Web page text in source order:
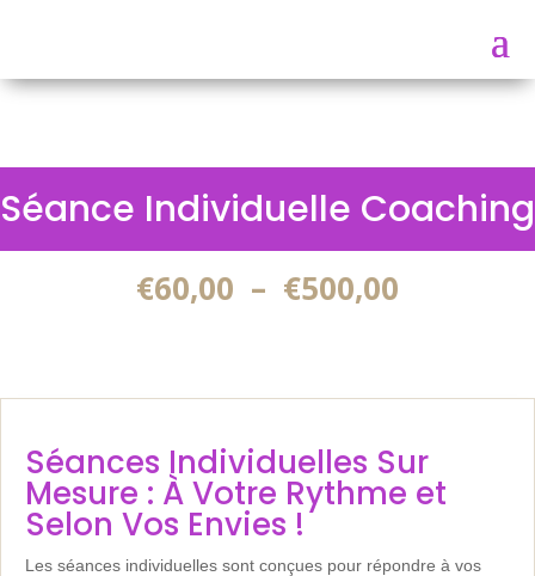
Séance Individuelle Coaching
€60,00 – €500,00
à
Séances Individuelles Sur
Mesure : À Votre Rythme et
Selon Vos Envies !
Les séances individuelles sont conçues pour répondre à vos